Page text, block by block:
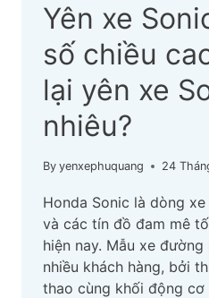
Yên xe
số chiều
lại yên xe
nhiêu?
By yenxephuquang 24
Honda Sonic là dòng
và các tín đồ đam mê
hiện nay. Mẫu xe
nhiều khách hàng, bởi
thao cùng khối động cơ